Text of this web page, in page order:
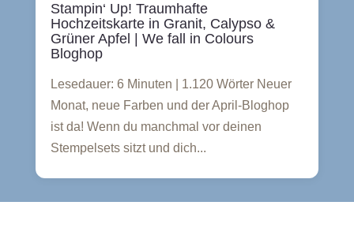
Stampin‘ Up! Traumhafte
Hochzeitskarte in Granit, Calypso &
Grüner Apfel | We fall in Colours
Bloghop
Lesedauer: 6 Minuten | 1.120 Wörter Neuer
Monat, neue Farben und der April-Bloghop
ist da! Wenn du manchmal vor deinen
Stempelsets sitzt und dich...